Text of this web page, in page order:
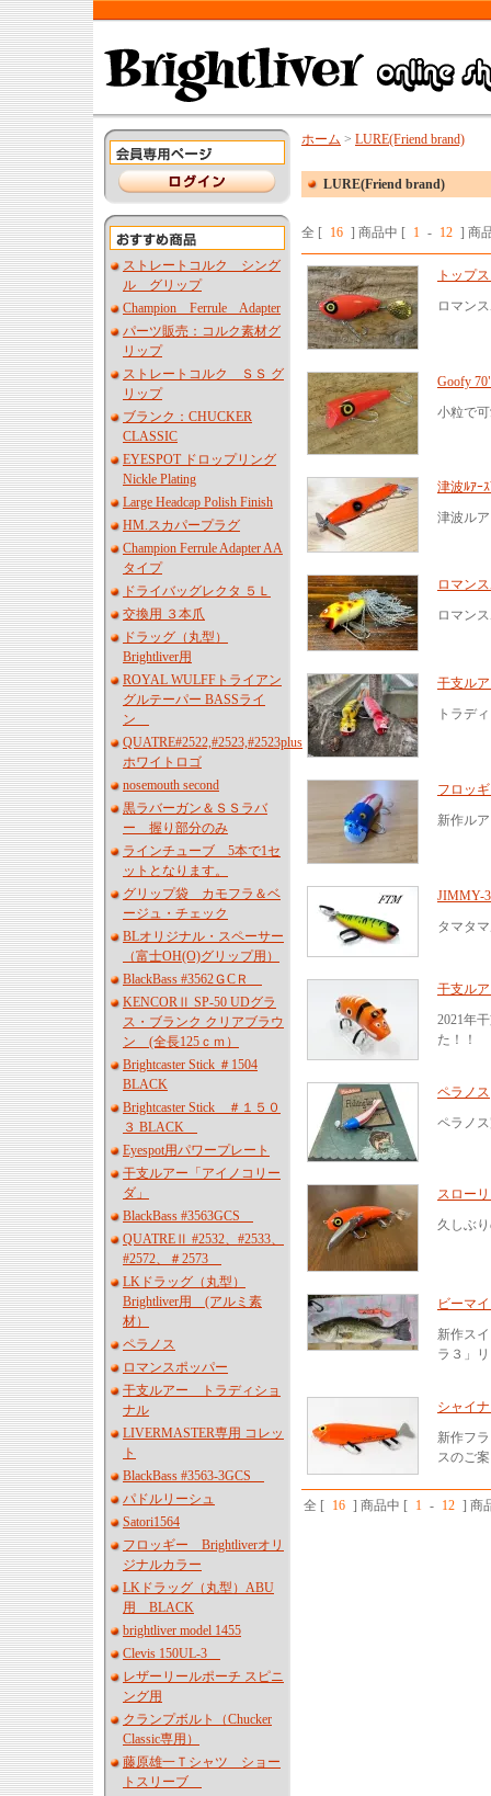
ストレートコルク シング
ル グリップ
Champion Ferrule Adapter
パーツ販売：コルク素材グ
リップ
ストレートコルク ＳＳ グ
リップ
ブランク：CHUCKER
CLASSIC
EYESPOT ドロップリング
Nickle Plating
Large Headcap Polish Finish
HM.スカパープラグ
Champion Ferrule Adapter AA
タイプ
ドライバッグレクタ ５Ｌ
交換用 ３本爪
ドラッグ（丸型）
Brightliver用
ROYAL WULFFトライアン
グルテーパー BASSライ
ン
QUATRE#2522,#2523,#2523plus
ホワイトロゴ
nosemouth second
黒ラバーガン＆ＳＳラバ
ー 握り部分のみ
ラインチューブ 5本で1セ
ットとなります。
グリップ袋 カモフラ＆ベ
ージュ・チェック
BLオリジナル・スペーサー
（富士OH(O)グリップ用）
BlackBass #3562ＧCＲ
KENCORⅡ SP-50 UDグラ
ス・ブランク クリアブラウ
ン (全長125ｃｍ）
Brightcaster Stick ＃1504
BLACK
Brightcaster Stick ＃１５０
３ BLACK
Eyespot用パワープレート
干支ルアー「アイノコリー
ダ」
BlackBass #3563GCS
QUATREⅡ #2532、#2533、
#2572、＃2573
LKドラッグ（丸型）
Brightliver用 (アルミ素
材）
ペラノス
ロマンスポッパー
干支ルアー トラディショ
ナル
LIVERMASTER専用 コレッ
ト
BlackBass #3563-3GCS
パドルリーシュ
Satori1564
フロッギー Brightliverオリ
ジナルカラー
LKドラッグ（丸型）ABU
用 BLACK
brightliver model 1455
Clevis 150UL-3
レザーリールポーチ スピニ
ング用
クランプボルト（Chucker
Classic専用）
藤原雄一Ｔシャツ ショー
トスリーブ
ホーム > LURE(Friend brand)
LURE(Friend brand)
全 [ 16 ] 商品中 [ 1 - 12 ] 商
トップ
ロマン
Goofy
小粒で
津波ﾙｱｰ
津波ル
ロマン
ロマン
干支ル
トラデ
フロッ
新作ル
JIMMY-3
タマタ
干支ル
2021年
た！！
ペラノス
ペラノ
スロー
久しぶ
ビーマ
新作ス
ラ３」
シャイ
新作フ
スのご
全 [ 16 ] 商品中 [ 1 - 12 ] 商